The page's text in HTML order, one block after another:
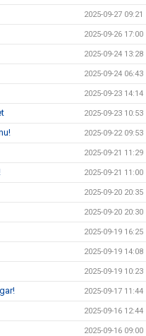
2025-09-27 09:21
2025-09-26 17:00
2025-09-24 13:28
2025-09-24 06:43
2025-09-23 14:14
2025-09-23 10:53
2025-09-22 09:53
2025-09-21 11:29
2025-09-21 11:00
2025-09-20 20:35
2025-09-20 20:30
2025-09-19 16:25
2025-09-19 14:08
2025-09-19 10:23
2025-09-17 11:44
2025-09-16 12:44
2025-09-16 09:00